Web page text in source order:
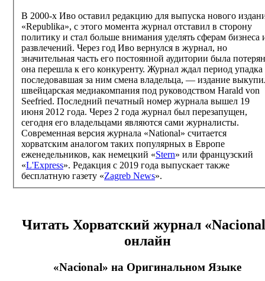
В 2000-х Иво оставил редакцию для выпуска нового
«Republika», с этого момента журнал отставил в сторону
политику и стал больше внимания уделять сферам бизнеса
развлечений. Через год Иво вернулся в журнал, но
значительная часть его постоянной аудитории была
она перешла к его конкуренту. Журнал ждал период упадка
последовавшая за ним смена владельца, — издание
швейцарская медиакомпания под руководством Harald von
Seefried. Последний печатный номер журнала вышел 19
июня 2012 года. Через 2 года журнал был перезапущен,
сегодня его владельцами являются сами журналисты.
Современная версия журнала «National» считается
хорватским аналогом таких популярных в Европе
еженедельников, как немецкий «Stern» или французский
«L'Express». Редакция с 2019 года выпускает также
бесплатную газету «Zagreb News».
Читать Хорватский журнал
онлайн
«Nacional» на Оригинальном Языке